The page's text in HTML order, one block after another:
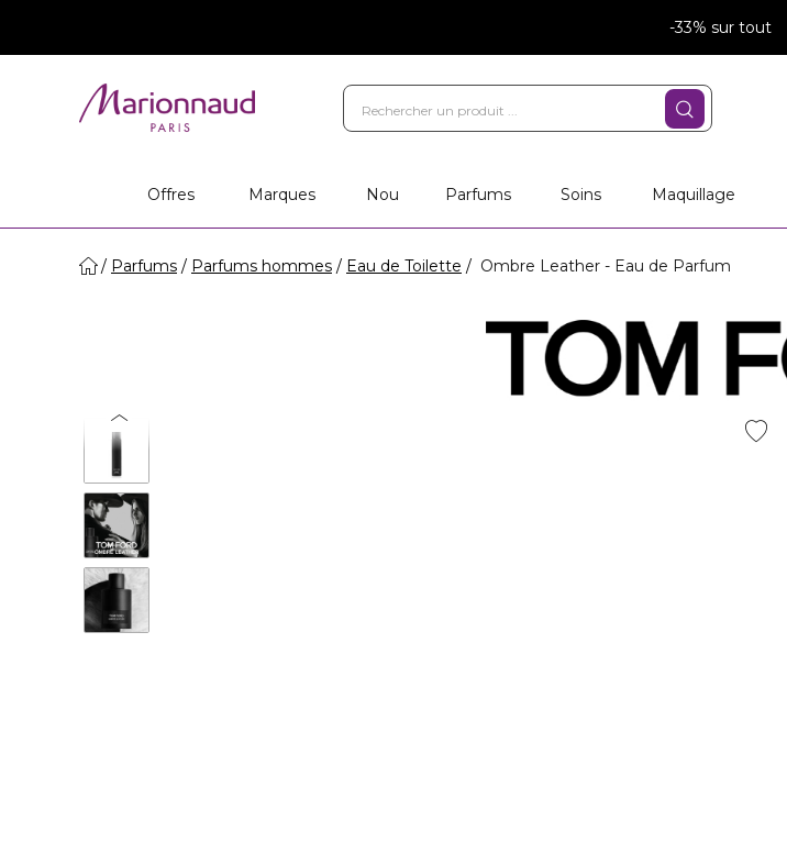
-33% sur tout
Offres Marques Nou Parfums Soins Maquillage
Parfums Parfums hommes Eau de Toilette Ombre Leather - Eau de Parfum